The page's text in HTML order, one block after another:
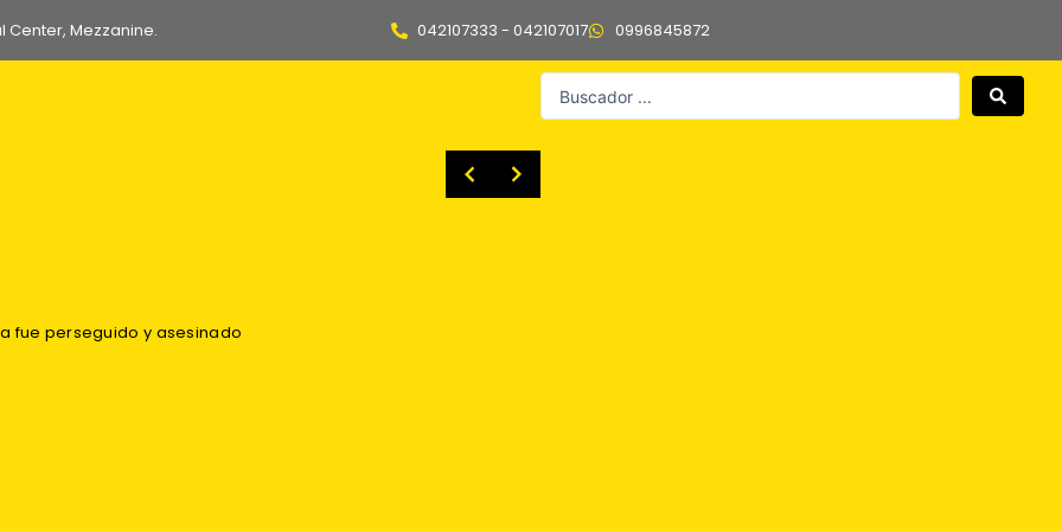
Center, Mezzanine. 042107333 - 042107017 0996845872
nuevo refuerzo de Fiorentina
Search